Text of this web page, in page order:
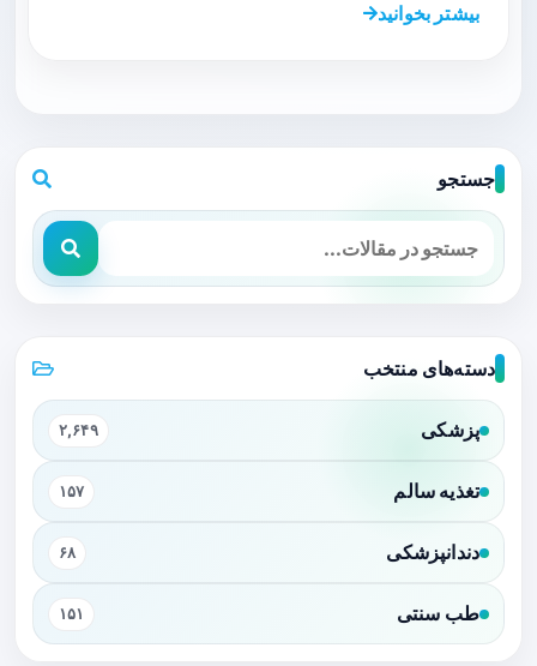
بیشتر بخوانید
جستجو
دسته‌های منتخب
پزشکی ۲,۶۴۹
تغذیه سالم ۱۵۷
دندانپزشکی ۶۸
طب سنتی ۱۵۱